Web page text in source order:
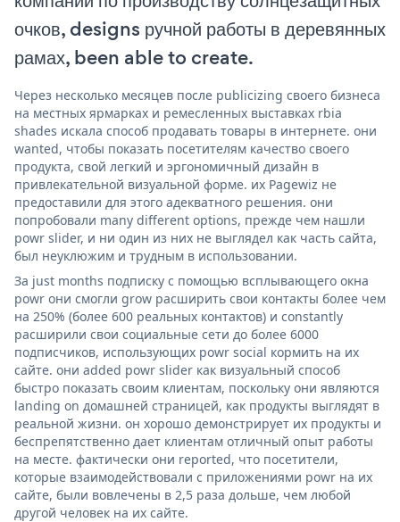
очков, designs ручной работы в деревянных
рамах, been able to create.
Через несколько месяцев после publicizing своего бизнеса
на местных ярмарках и ремесленных выставках rbia
shades искала способ продавать товары в интернете. они
wanted, чтобы показать посетителям качество своего
продукта, свой легкий и эргономичный дизайн в
привлекательной визуальной форме. их Pagewiz не
предоставили для этого адекватного решения. они
попробовали many different options, прежде чем нашли
powr slider, и ни один из них не выглядел как часть сайта,
был неуклюжим и трудным в использовании.
За just months подписку с помощью всплывающего окна
powr они смогли grow расширить свои контакты более чем
на 250% (более 600 реальных контактов) и constantly
расширили свои социальные сети до более 6000
подписчиков, использующих powr social кормить на их
сайте. они added powr slider как визуальный способ
быстро показать своим клиентам, поскольку они являются
landing on домашней страницей, как продукты выглядят в
реальной жизни. он хорошо демонстрирует их продукты и
беспрепятственно дает клиентам отличный опыт работы
на месте. фактически они reported, что посетители,
которые взаимодействовали с приложениями powr на их
сайте, были вовлечены в 2,5 раза дольше, чем любой
другой человек на их сайте.